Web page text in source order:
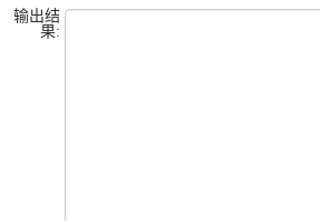
输出结
果: